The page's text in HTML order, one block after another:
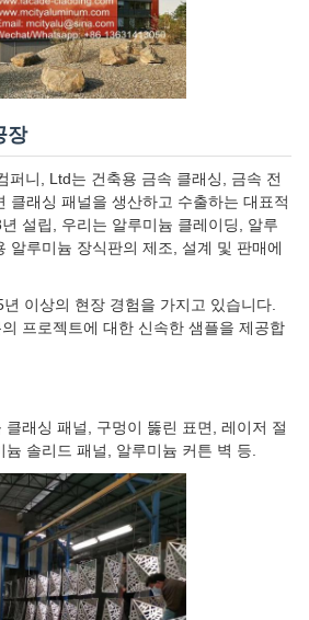
장
퍼니, Ltd는 건축용 금속 클래싱, 금속 전
클래싱 패널을 생산하고 수출하는 대표적
설립, 우리는 알루미늄 클레이딩, 알루
알루미늄 장식판의 제조, 설계 및 판매에
이상의 현장 경험을 가지고 있습니다.
프로젝트에 대한 신속한 샘플을 제공합
래싱 패널, 구멍이 뚫린 표면, 레이저 절
솔리드 패널, 알루미늄 커튼 벽 등.